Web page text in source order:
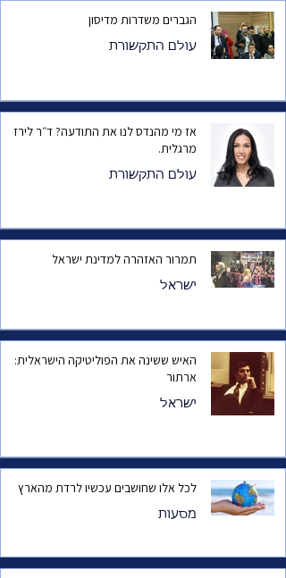
הגברים משדרות מדיסון
עולם התקשורת
אז מי מהנדס לנו את התודעה? ד״ר לירז
מרגלית.
עולם התקשורת
תמרור האזהרה למדינת ישראל
ישראל
האיש ששינה את הפוליטיקה הישראלית:
ארתור
ישראל
לכל אלו שחושבים עכשיו לרדת מהארץ
מסעות